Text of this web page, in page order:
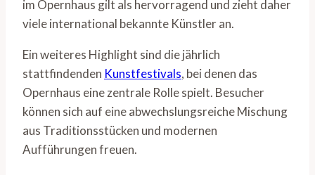
im Opernhaus gilt als hervorragend und zieht daher
viele international bekannte Künstler an.
Ein weiteres Highlight sind die jährlich
stattfindenden Kunstfestivals, bei denen das
Opernhaus eine zentrale Rolle spielt. Besucher
können sich auf eine abwechslungsreiche Mischung
aus Traditionsstücken und modernen
Aufführungen freuen.